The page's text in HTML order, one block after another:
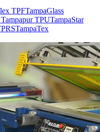
TPFTampaGlass
Tampapur TPUTampaStar
TampaTex